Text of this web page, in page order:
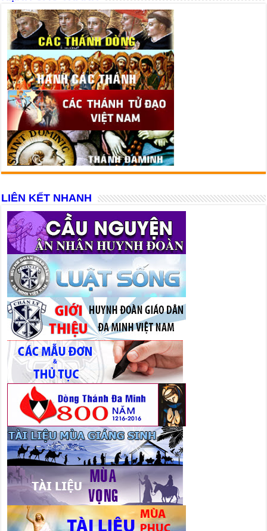
LIÊN KẾT NHANH